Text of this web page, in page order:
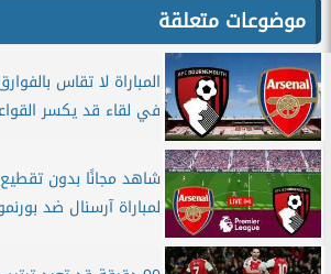
موضوعات متعلقة
المباراة لا تقاس
في لقاء قد يكسر
شاهد مجانًا بدون
لمباراة آرسنال ضد